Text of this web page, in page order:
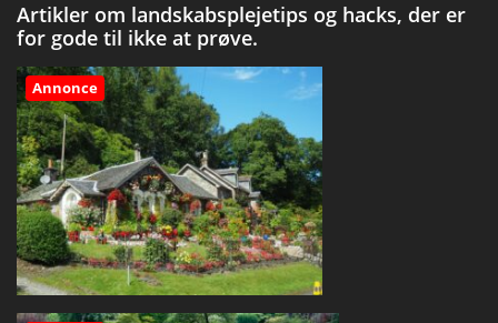
Artikler om landskabsplejetips og hacks, der er
for gode til ikke at prøve.
Annonce